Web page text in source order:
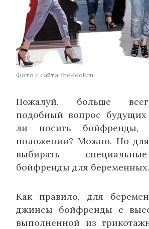
Фото с сайта: the-look.ru
Пожалуй, больше
подобный вопрос
ли носить бойфренды,
положении? Можно. Но для
выбирать
бойфренды для беременных.
Как правило, для
джинсы бойфренды с
выполненной из